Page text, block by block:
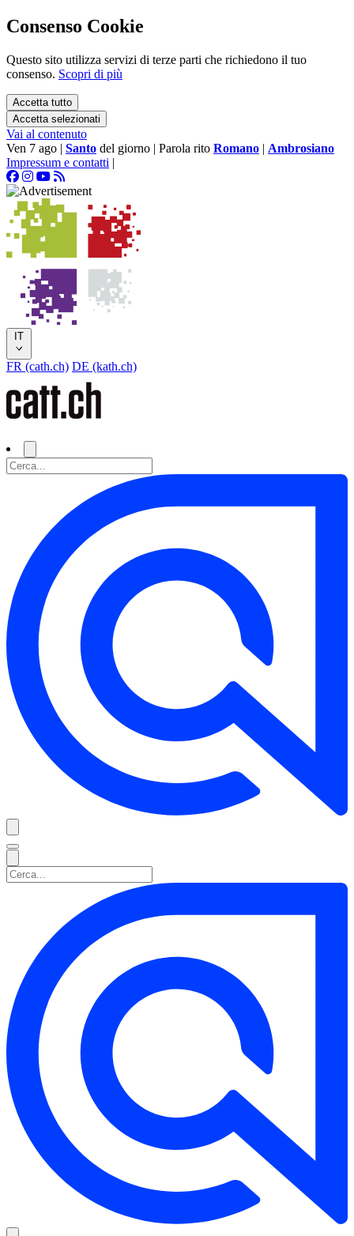
Consenso Cookie
Questo sito utilizza servizi di terze parti che richiedono il tuo
consenso. Scopri di più
Accetta tutto
Accetta selezionati
Vai al contenuto
Ven 7 ago | Santo del giorno | Parola rito Romano | Ambrosiano
Impressum e contatti |
IT
FR (cath.ch) DE (kath.ch)